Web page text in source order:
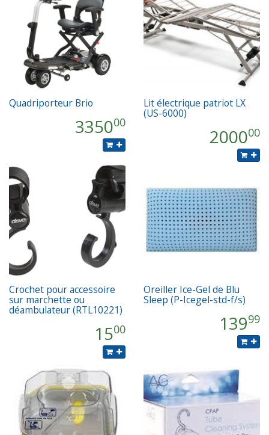
Quadriporteur Brio
335000
Lit électrique patriot LX
(US-6000)
200000
Crochet pour accessoire
sur marchette ou
déambulateur (RTL10221)
1500
Oreiller Ice-Gel de Blu
Sleep (P-Icegel-std-f/s)
13999